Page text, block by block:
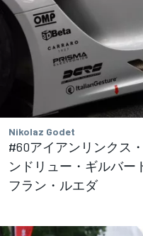
Nikolaz Godet
#60アイアンリンクス
ンドリュー・ギルバー
フラン・ルエダ